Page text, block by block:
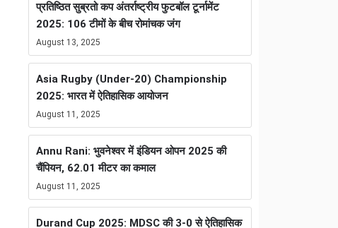
प्रतिष्ठित सुब्रतो कप अंतर्राष्ट्रीय फुटबॉल टूर्नामेंट
2025: 106 टीमों के बीच रोमांचक जंग
August 13, 2025
Asia Rugby (Under-20) Championship
2025: भारत में ऐतिहासिक आयोजन
August 11, 2025
Annu Rani: भुवनेश्वर में इंडियन ओपन 2025 की
चैंपियन, 62.01 मीटर का कमाल
August 11, 2025
Durand Cup 2025: MDSC की 3-0 से ऐतिहासिक